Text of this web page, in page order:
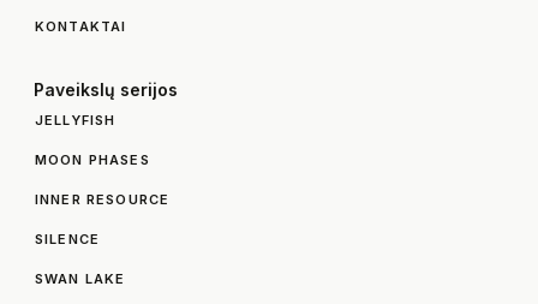
KONTAKTAI
Paveikslų serijos
JELLYFISH
MOON PHASES
INNER RESOURCE
SILENCE
SWAN LAKE